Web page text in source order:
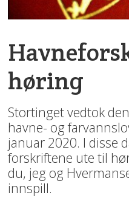
høring
Stortinget vedtok
havne- og
januar 2020. I disse
forskriftene ute til
du, jeg og
innspill.